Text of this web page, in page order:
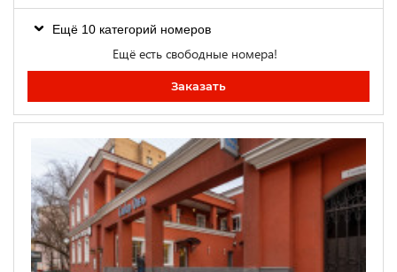
Ещё 10 категорий номеров
Ещё есть свободные номера!
Заказать